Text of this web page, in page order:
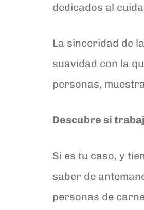
dedicados al
La sinceridad de
suavidad con la
personas,
Descubre si
Si es tu caso, y
saber de
personas de